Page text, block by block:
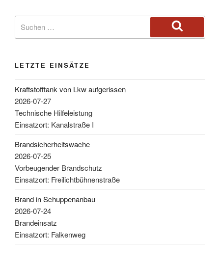
LETZTE EINSÄTZE
Kraftstofftank von Lkw aufgerissen
2026-07-27
Technische Hilfeleistung
Einsatzort: Kanalstraße I
Brandsicherheitswache
2026-07-25
Vorbeugender Brandschutz
Einsatzort: Freilichtbühnenstraße
Brand in Schuppenanbau
2026-07-24
Brandeinsatz
Einsatzort: Falkenweg